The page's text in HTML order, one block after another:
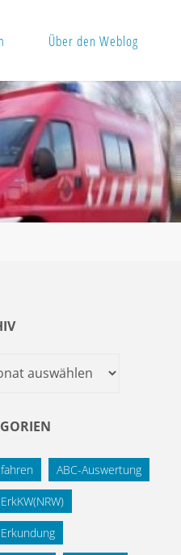
Über den Weblog
ABC-Auswertung